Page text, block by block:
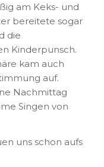
am Keks- und
bereitete sogar
die
Kinderpunsch.
kam auch
auf.
Nachmittag
Singen von
uns schon aufs